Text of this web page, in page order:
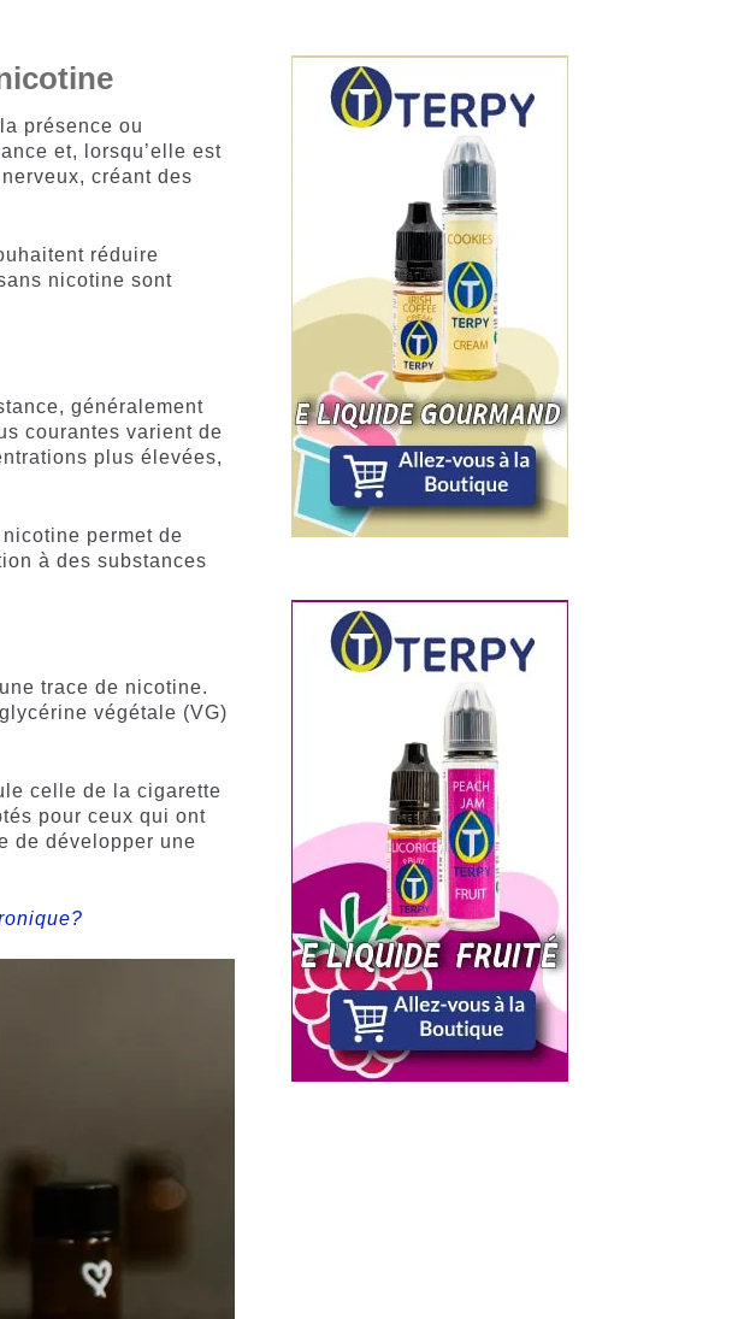
présence ou
et, lorsqu’elle est
créant des
réduire
nicotine sont
généralement
courantes varient de
plus élevées,
permet de
à des substances
trace de nicotine.
végétale (VG)
celle de la cigarette
pour ceux qui ont
de développer une